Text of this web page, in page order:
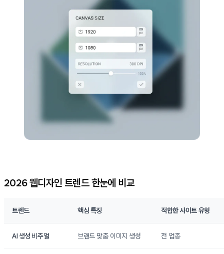
2026 웹디자인 트렌드 한눈에 비교
트렌드 핵심 특징 적합한 사이트 유형
AI 생성 비주얼 브랜드 맞춤 이미지 생성 전 업종